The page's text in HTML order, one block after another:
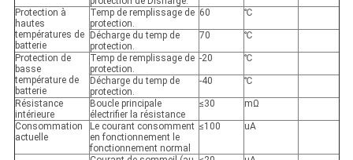
Protection à
hautes
températures de
batterie
Temp de remplissage de
protection.
60 ℃
Décharge du temp de
protection.
70 ℃
Protection de
basse
température de
batterie
Temp de remplissage de
protection.
-20 ℃
Décharge du temp de
protection.
-40 ℃
Résistance
intérieure
Boucle principale
électrifier la résistance
≤30 mΩ
Consommation
actuelle
Le courant consomment
en fonctionnement le
fonctionnement normal
≤100 uA